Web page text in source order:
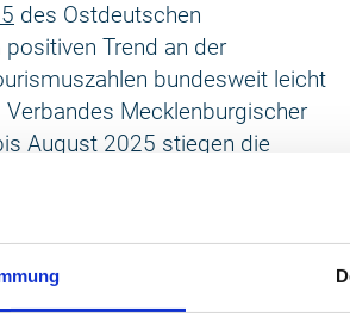
des Ostdeutschen
Trend an der
bundesweit leicht
Mecklenburgischer
August 2025 stiegen die
um 3,6 Prozent
Mecklenburg-Vorpommerns
(–0,1 Prozent).
und Urlaubern